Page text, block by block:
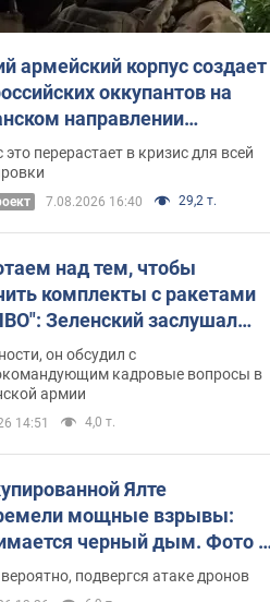
армейский корпус создает
оккупантов на
направлении
дискомфорт: как это
это перерастает в кризис для всей
7.08.2026 16:40 29,2 т.
над тем, чтобы
комплекты с ракетами
Зеленский заслушал
Драпатого и объявил о
мерах
он обсудил с
кадровые вопросы в
армии
14:51 4,0 т.
Ялте
мощные взрывы:
черный дым. Фото и
подвергся атаке дронов